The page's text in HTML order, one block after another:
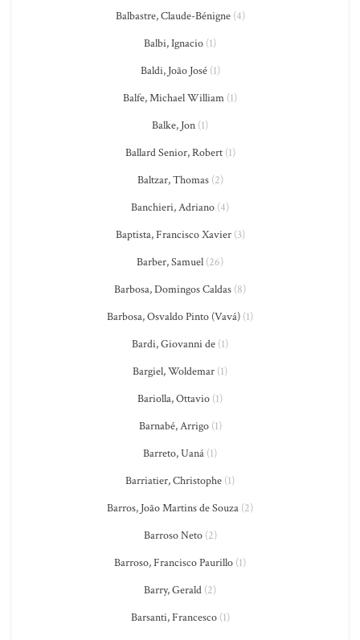
Balbastre, Claude-Bénigne(4)
Balbi, Ignacio (1)
Baldi, João José(1)
Balfe, Michael William (1)
Balke, Jon (1)
Ballard Senior, Robert(1)
Baltzar, Thomas(2)
Banchieri, Adriano (4)
Baptista, Francisco Xavier(3)
Barber, Samuel (26)
Barbosa, Domingos Caldas (8)
Barbosa, Osvaldo Pinto (Vavá) (1)
Bardi, Giovanni de (1)
Bargiel, Woldemar (1)
Bariolla, Ottavio (1)
Barnabé, Arrigo(1)
Barreto, Uaná (1)
Barriatier, Christophe (1)
Barros, João Martins de Souza (2)
Barroso Neto(2)
Barroso, Francisco Paurillo (1)
Barry, Gerald (2)
Barsanti, Francesco(1)